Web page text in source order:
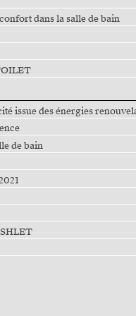
dans la salle de bain
issue des énergies
de bain